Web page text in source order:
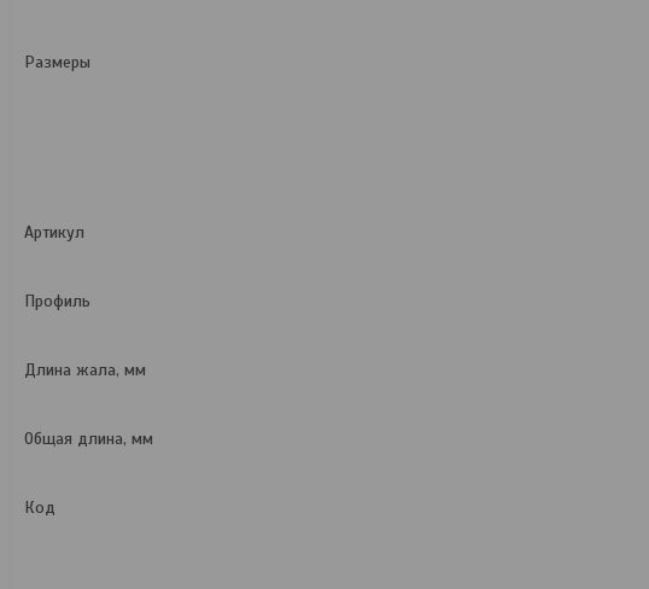
Размеры
Артикул
Профиль
Длина жала, мм
Общая длина, мм
Код